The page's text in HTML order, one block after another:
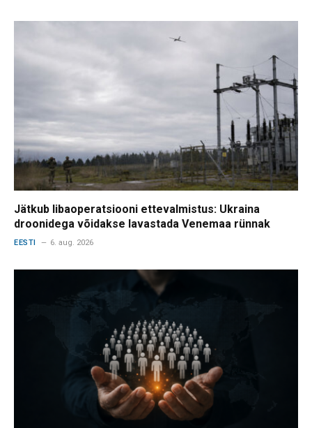
Jätkub libaoperatsiooni ettevalmistus: Ukraina
droonidega võidakse lavastada Venemaa rünnak
EESTI 6. aug. 2026